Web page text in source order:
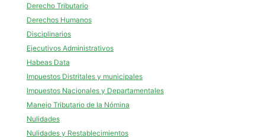
Derecho Tributario
Derechos Humanos
Disciplinarios
Ejecutivos Administrativos
Habeas Data
Impuestos Distritales y municipales
Impuestos Nacionales y Departamentales
Manejo Tributario de la Nómina
Nulidades
Nulidades y Restablecimientos